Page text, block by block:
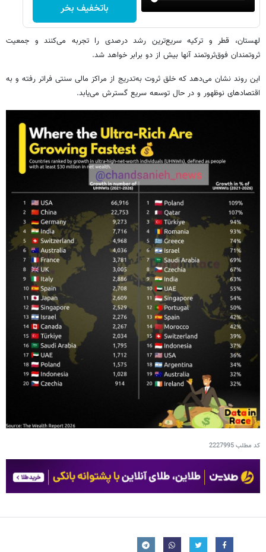
باتخفیف بخر
لهستان، قطر و ترکیه سریع‌ترین رشد درصدی را تجربه می‌کنند و جمعیت
ثروتمندان فوق‌ثروتمند آنها بیش از دو برابر خواهد شد.
این روند نشان می‌دهد که خلق ثروت به‌تدریج از مراکز مالی سنتی فراتر رفته و به
اقتصادهای نوظهور و در حال توسعه سریع گسترش می‌یابد.
کد مطلب2227995